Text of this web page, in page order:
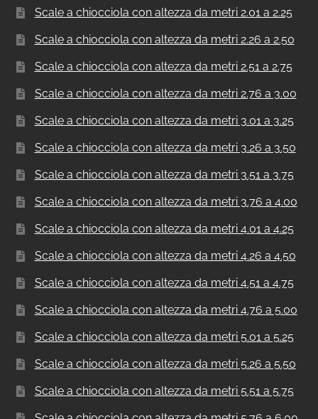
Scale a chiocciola con altezza da metri 2.01 a 2.25
Scale a chiocciola con altezza da metri 2.26 a 2.50
Scale a chiocciola con altezza da metri 2.51 a 2.75
Scale a chiocciola con altezza da metri 2.76 a 3.00
Scale a chiocciola con altezza da metri 3.01 a 3.25
Scale a chiocciola con altezza da metri 3.26 a 3.50
Scale a chiocciola con altezza da metri 3.51 a 3.75
Scale a chiocciola con altezza da metri 3.76 a 4.00
Scale a chiocciola con altezza da metri 4.01 a 4.25
Scale a chiocciola con altezza da metri 4.26 a 4.50
Scale a chiocciola con altezza da metri 4.51 a 4.75
Scale a chiocciola con altezza da metri 4.76 a 5.00
Scale a chiocciola con altezza da metri 5.01 a 5.25
Scale a chiocciola con altezza da metri 5.26 a 5.50
Scale a chiocciola con altezza da metri 5.51 a 5.75